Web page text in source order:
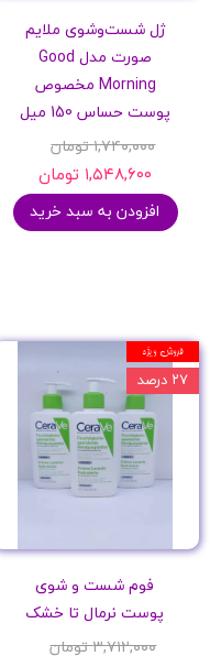
ژل شست‌وشوی ملایم
صورت مدل Good
Morning مخصوص
پوست حساس 150 میل
۱,۷۴۰,۰۰۰ تومان
۱,۵۴۸,۶۰۰ تومان
افزودن به سبد خرید
فوم شست و شوی
پوست نرمال تا خشک
۳,۷۱۲,۰۰۰ تومان
فروش ویژه
۲۷ درصد